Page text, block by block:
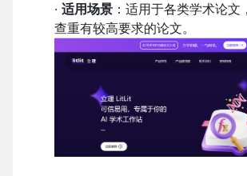
· 适用场景 ：适用于各类学术论
查重有较高要求的论文。